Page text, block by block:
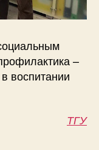
–
воспитании
ТГУ